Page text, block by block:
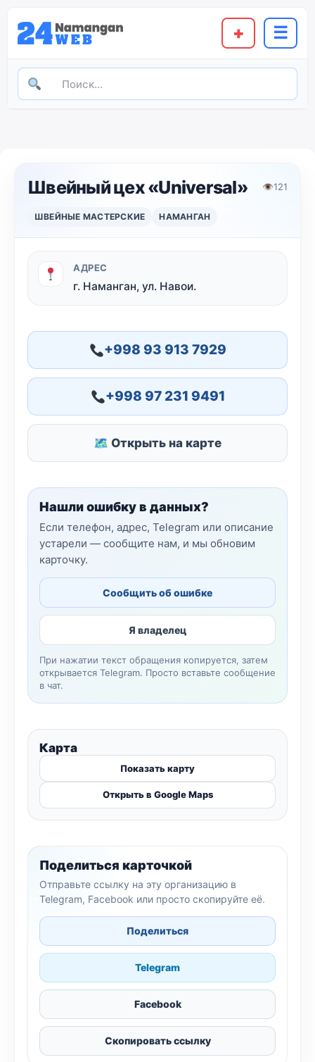
+ ☰
Швейный цех «Universal» 👁121
ШВЕЙНЫЕ МАСТЕРСКИЕ НАМАНГАН
АДРЕС
г. Наманган, ул. Навои.
+998 93 913 7929
+998 97 231 9491
🗺 Открыть на карте
Нашли ошибку в данных?
Если телефон, адрес, Telegram или описание
устарели — сообщите нам, и мы обновим
карточку.
Сообщить об ошибке
Я владелец
При нажатии текст обращения копируется, затем
открывается Telegram. Просто вставьте сообщение
в чат.
Карта
Показать карту
Открыть в Google Maps
Поделиться карточкой
Отправьте ссылку на эту организацию в
Telegram, Facebook или просто скопируйте её.
Поделиться
Telegram
Facebook
Скопировать ссылку